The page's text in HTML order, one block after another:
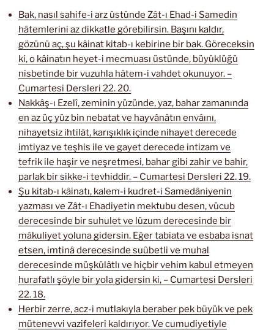
Bak, nasıl sahife-i arz üstünde Zât-ı Ehad-i Samedin
hâtemlerini az dikkatle görebilirsin. Başını kaldır,
gözünü aç, şu kâinat kitab-ı kebirine bir bak. Göreceksin
ki, o kâinatın heyet-i mecmuası üstünde, büyüklüğü
nisbetinde bir vuzuhla hâtem-i vahdet okunuyor. –
Cumartesi Dersleri 22. 20.
Nakkâş-ı Ezelî, zeminin yüzünde, yaz, bahar zamanında
en az üç yüz bin nebatat ve hayvânâtın envâını,
nihayetsiz ihtilât, karışıklık içinde nihayet derecede
imtiyaz ve teşhis ile ve gayet derecede intizam ve
tefrik ile haşir ve neşretmesi, bahar gibi zahir ve bahir,
parlak bir sikke-i tevhiddir. – Cumartesi Dersleri 22. 19.
Şu kitab-ı kâinatı, kalem-i kudret-i Samedâniyenin
yazması ve Zât-ı Ehadiyetin mektubu desen, vücub
derecesinde bir suhulet ve lüzum derecesinde bir
mâkuliyet yoluna gidersin. Eğer tabiata ve esbaba isnat
etsen, imtinâ derecesinde suûbetli ve muhal
derecesinde müşkülâtlı ve hiçbir vehim kabul etmeyen
hurafatlı şöyle bir yola gidersin ki, – Cumartesi Dersleri
22. 18.
Herbir zerre, acz-i mutlakıyla beraber pek büyük ve pek
mütenevvi vazifeleri kaldırıyor. Ve cumudiyetiyle